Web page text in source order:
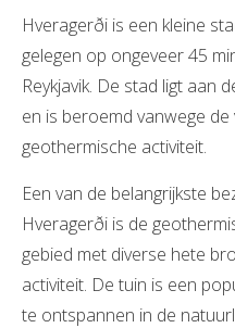
Hveragerði is een kleine
gelegen op ongeveer 45
Reykjavik. De stad ligt aan
en is beroemd vanwege
geothermische activiteit.
Een van de belangrijkste
Hveragerði is de
gebied met diverse hete
activiteit. De tuin is een
te ontspannen in de